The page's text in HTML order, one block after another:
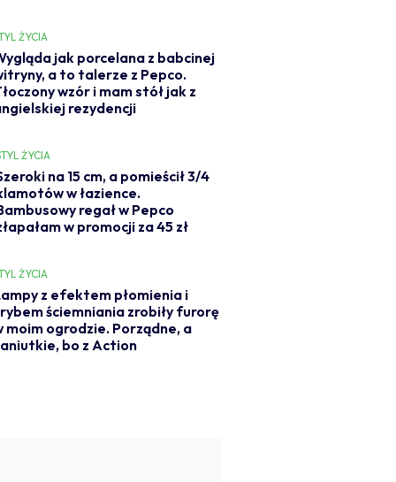
ŻYCIA
jak porcelana z babcinej
a to talerze z Pepco.
wzór i mam stół jak z
rezydencji
ŻYCIA
na 15 cm, a pomieścił 3/4
w łazience.
regał w Pepco
w promocji za 45 zł
ŻYCIA
z efektem płomienia i
ściemniania zrobiły furorę
moim ogrodzie. Porządne, a
bo z Action